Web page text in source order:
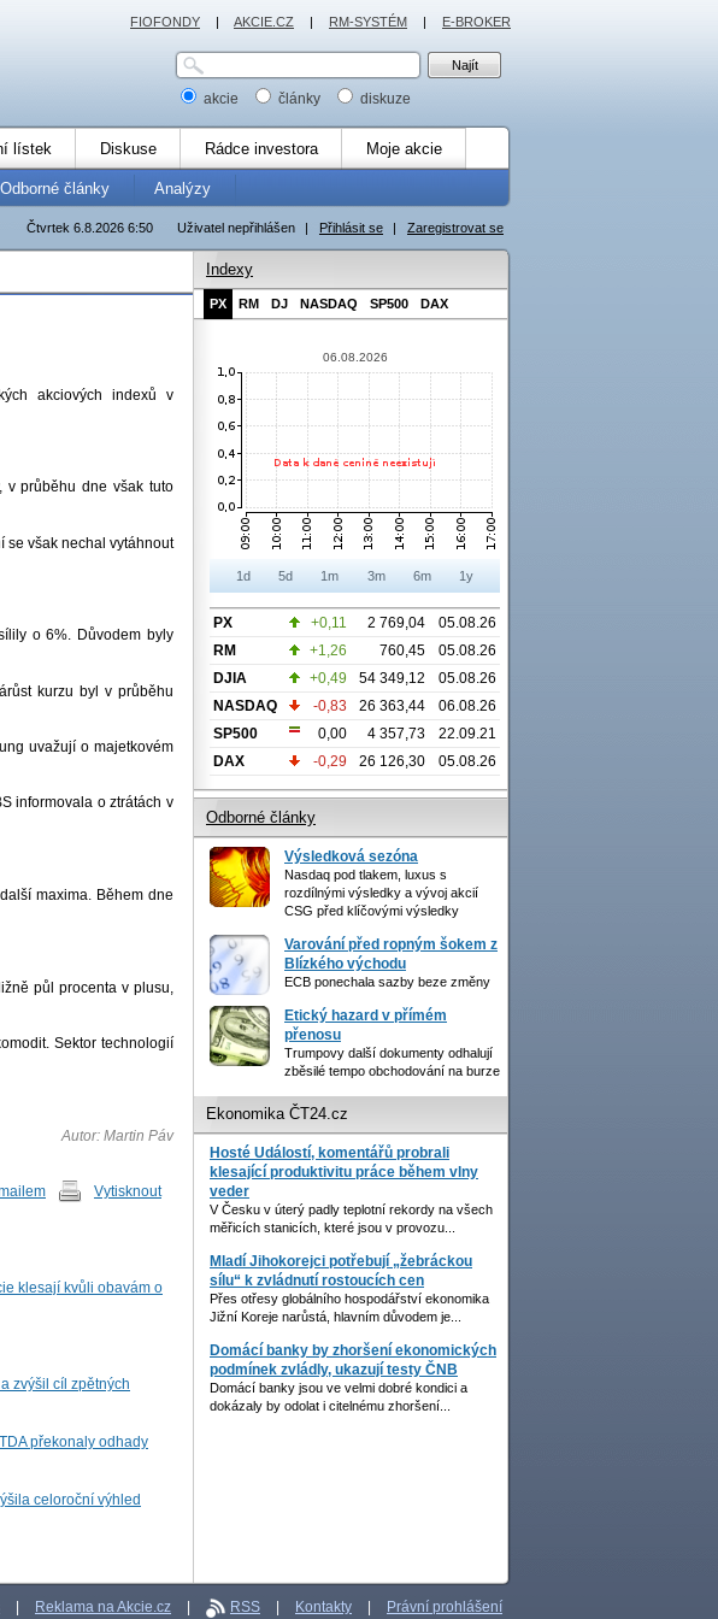
akcie články diskuze
lístek Diskuse Rádce investora Moje akcie
Odborné články Analýzy
Uživatel nepřihlášen | Přihlásit se | Zaregistrovat se
Čtvrtek 6.8.2026 6:50
akciových indexů v
v průběhu dne však tuto
se však nechal vytáhnout
o 6%. Důvodem byly
kurzu byl v průběhu
uvažují o majetkovém
informovala o ztrátách v
maxima. Během dne
půl procenta v plusu,
Sektor technologií
Autor: Martin Páv
Vytisknout
klesají kvůli obavám o
zvýšil cíl zpětných
překonaly odhady
celoroční výhled
Indexy
PX RM DJ NASDAQ SP500 DAX
06.08.2026
1d 5d 1m 3m 6m 1y
PX +0,11 2 769,04
05.08.26
RM
+1,26 760,45
05.08.26
DJIA
+0,49 54 349,12
05.08.26
NASDAQ
-0,83 26 363,44
06.08.26
SP500
0,00 4 357,73
22.09.21
DAX
-0,29 26 126,30 05.08.26
Odborné články
Výsledková sezóna
Nasdaq pod tlakem, luxus s
rozdílnými výsledky a vývoj akcií
CSG před klíčovými výsledky
Varování před ropným šokem z
Blízkého východu
ECB ponechala sazby beze změny
Etický hazard v přímém
přenosu
Trumpovy další dokumenty odhalují
zběsilé tempo obchodování na burze
Ekonomika ČT24.cz
Hosté Událostí, komentářů probrali
klesající produktivitu práce během vlny
veder
V Česku v úterý padly teplotní rekordy na všech
měřicích stanicích, které jsou v provozu...
Mladí Jihokorejci potřebují „žebráckou
sílu“ k zvládnutí rostoucích cen
Přes otřesy globálního hospodářství ekonomika
Jižní Koreje narůstá, hlavním důvodem je...
Domácí banky by zhoršení ekonomických
podmínek zvládly, ukazují testy ČNB
Domácí banky jsou ve velmi dobré kondici a
dokázaly by odolat i citelnému zhoršení...
FIOFONDY | AKCIE.CZ | RM-SYSTÉM | E-BROKER
Reklama na Akcie.cz RSS Kontakty Právní prohlášení